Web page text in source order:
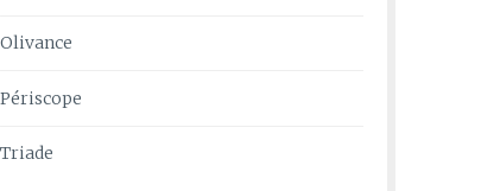
Olivance
Périscope
Triade